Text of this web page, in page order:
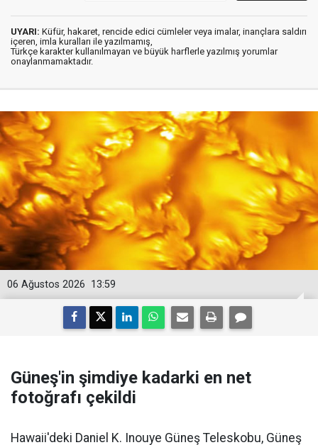
UYARI: Küfür, hakaret, rencide edici cümleler veya imalar, inançlara saldırı
içeren, imla kuralları ile yazılmamış,
Türkçe karakter kullanılmayan ve büyük harflerle yazılmış yorumlar
onaylanmamaktadır.
13:59
06 Ağustos 2026
Güneş'in şimdiye kadarki en net
fotoğrafı çekildi
Hawaii'deki Daniel K. Inouye Güneş Teleskobu, Güneş